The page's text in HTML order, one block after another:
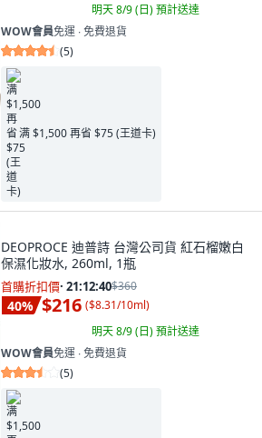
明天 8/9 (日)預計送達
WOW會員免運 ∙ 免費退貨
(5)
满 $1,500 再省 $75 (王道卡)
DEOPROCE 迪普詩 台灣公司貨 紅石榴嫩白
保濕化妝水, 260ml, 1瓶
首購折扣價· 21:12:39$360
40% $216 ($8.31/10ml)
明天 8/9 (日)預計送達
WOW會員免運 ∙ 免費退貨
(5)